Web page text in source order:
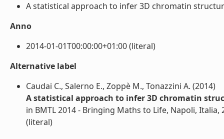
A statistical approach to infer 3D chromatin
Anno
2014-01-01T00:00:00+01:00 (literal)
Alternative label
Caudai C., Salerno E., Zoppè M., Tonazzini A. (2014)
A statistical approach to infer 3D chromatin
in BMTL 2014 - Bringing Maths to Life, Napoli, Italia,
(literal)